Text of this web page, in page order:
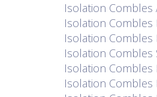
Isolation Combles
Isolation Combles
Isolation
Isolation Combles
Isolation Combles
Isolation Combles